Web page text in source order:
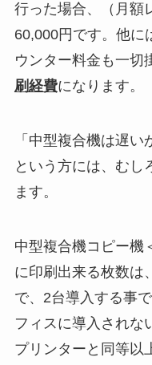
行った場合、（月額
60,000円です。他に
ウンター料金も一切
刷経費になります。
「中型複合機は遅い
という方には、むし
ます。
中型複合機コピー機
に印刷出来る枚数は
で、2台導入する事
フィスに導入されな
プリンターと同等以